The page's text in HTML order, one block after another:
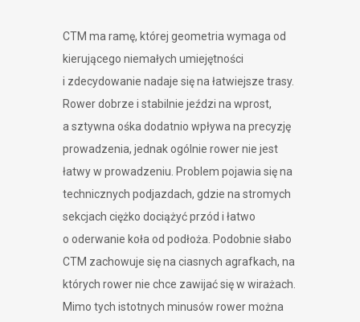
CTM ma ramę, której geometria wymaga od
kierującego niemałych umiejętności
i zdecydowanie nadaje się na łatwiejsze trasy.
Rower dobrze i stabilnie jeździ na wprost,
a sztywna ośka dodatnio wpływa na precyzję
prowadzenia, jednak ogólnie rower nie jest
łatwy w prowadzeniu. Problem pojawia się na
technicznych podjazdach, gdzie na stromych
sekcjach ciężko dociążyć przód i łatwo
o oderwanie koła od podłoża. Podobnie słabo
CTM zachowuje się na ciasnych agrafkach, na
których rower nie chce zawijać się w wirażach.
Mimo tych istotnych minusów rower można